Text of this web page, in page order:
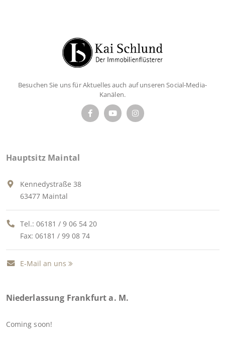
Besuchen Sie uns für Aktuelles auch auf unseren Social-Media-
Kanälen.
Hauptsitz Maintal
Kennedystraße 38
63477 Maintal
Tel.: 06181 / 9 06 54 20
Fax: 06181 / 99 08 74
E-Mail an uns
Niederlassung Frankfurt a. M.
Coming soon!